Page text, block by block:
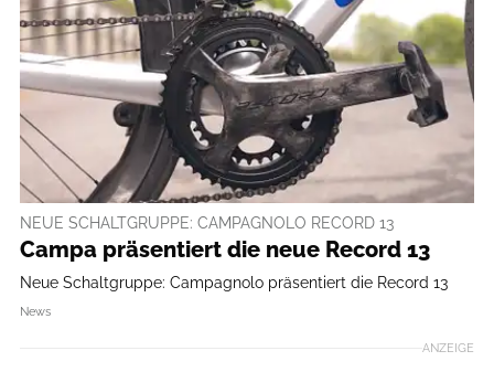
NEUE SCHALTGRUPPE: CAMPAGNOLO RECORD 13
Campa präsentiert die neue Record 13
Neue Schaltgruppe: Campagnolo präsentiert die Record 13
News
ANZEIGE